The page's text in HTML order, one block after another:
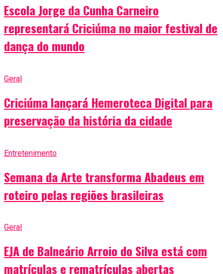
Escola Jorge da Cunha Carneiro
representará Criciúma no maior festival de
dança do mundo
Geral
Criciúma lançará Hemeroteca Digital para
preservação da história da cidade
Entretenimento
Semana da Arte transforma Abadeus em
roteiro pelas regiões brasileiras
Geral
EJA de Balneário Arroio do Silva está com
matrículas e rematrículas abertas